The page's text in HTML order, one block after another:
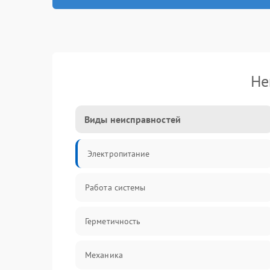
Виды неисправностей
Электропитание
Работа системы
Герметичность
Механика